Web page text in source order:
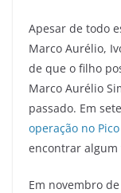
Apesar de todo
Marco Aurélio,
de que o filho
Marco Aurélio
passado. Em
operação no
encontrar algum
Em novembro